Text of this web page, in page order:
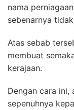
nama
sebenarnya
Atas sebab
membuat
kerajaan.
Dengan cara ini,
sepenuhnya